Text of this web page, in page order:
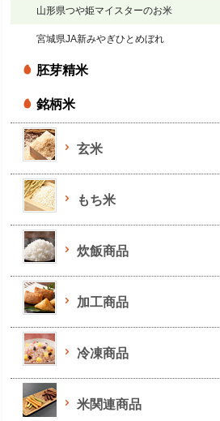
山形県つや姫マイスターのお米
宮城県JA新みやぎひとめぼれ
胚芽精米
銘柄米
玄米
もち米
炊飯商品
加工商品
冷凍商品
米関連商品